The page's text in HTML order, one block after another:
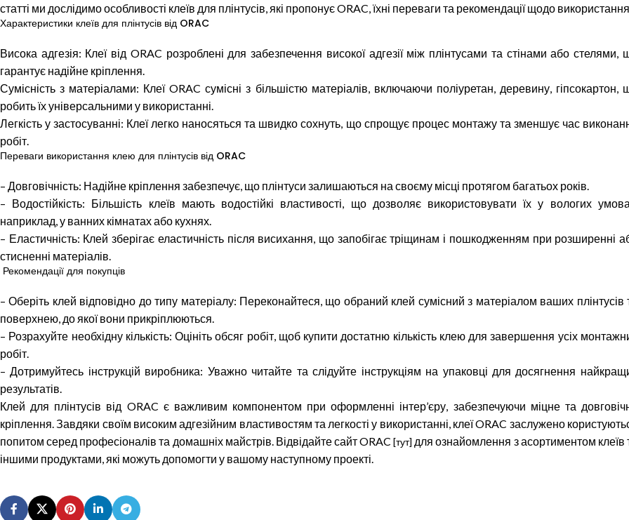
статті ми дослідимо особливості клеїв для плінтусів, які пропонує ORAC, їхні переваги та рекомендації щодо
Характеристики клеїв для плінтусів від ORAC
Висока адгезія: Клеї від ORAC розроблені для забезпечення високої адгезії між плінтусами та стінами або стелями,
гарантує надійне кріплення.
Сумісність з матеріалами: Клеї ORAC сумісні з більшістю матеріалів, включаючи поліуретан, деревину, гіпсокартон,
робить їх універсальними у використанні.
Легкість у застосуванні: Клеї легко наносяться та швидко сохнуть, що спрощує процес монтажу та зменшує час
робіт.
Переваги використання клею для плінтусів від ORAC
– Довговічність: Надійне кріплення забезпечує, що плінтуси залишаються на своєму місці протягом багатьох років.
– Водостійкість: Більшість клеїв мають водостійкі властивості, що дозволяє використовувати їх у вологих
наприклад, у ванних кімнатах або кухнях.
– Еластичність: Клей зберігає еластичність після висихання, що запобігає тріщинам і пошкодженням при розширенні
стисненні матеріалів.
Рекомендації для покупців
– Оберіть клей відповідно до типу матеріалу: Переконайтеся, що обраний клей сумісний з матеріалом ваших плінтусів
поверхнею, до якої вони прикріплюються.
– Розрахуйте необхідну кількість: Оцініть обсяг робіт, щоб купити достатню кількість клею для завершення усіх
робіт.
– Дотримуйтесь інструкцій виробника: Уважно читайте та слідуйте інструкціям на упаковці для досягнення
результатів.
Клей для плінтусів від ORAC є важливим компонентом при оформленні інтер’єру, забезпечуючи міцне та
кріплення. Завдяки своїм високим адгезійним властивостям та легкості у використанні, клеї ORAC заслужено
попитом серед професіоналів та домашніх майстрів. Відвідайте сайт ORAC[тут] для ознайомлення з асортиментом клеїв
іншими продуктами, які можуть допомогти у вашому наступному проекті.